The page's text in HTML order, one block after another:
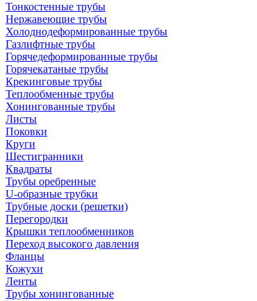
Тонкостенные трубы
Нержавеющие трубы
Холоднодеформированные трубы
Газлифтные трубы
Горячедеформированные трубы
Горячекатаные трубы
Крекинговые трубы
Теплообменные трубы
Хонингованные трубы
Листы
Поковки
Круги
Шестигранники
Квадраты
Трубы оребренные
U-образные трубки
Трубные доски (решетки)
Перегородки
Крышки теплообменников
Переход высокого давления
Фланцы
Кожухи
Ленты
Трубы хонингованные